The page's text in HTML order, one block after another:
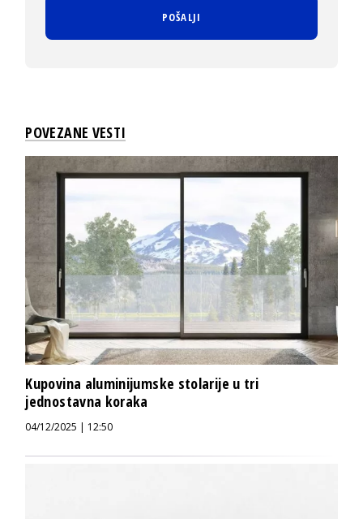
POVEZANE VESTI
Kupovina aluminijumske stolarije u tri
jednostavna koraka
04/12/2025 | 12:50